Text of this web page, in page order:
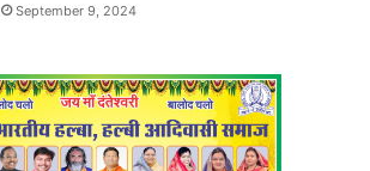
September 9, 2024